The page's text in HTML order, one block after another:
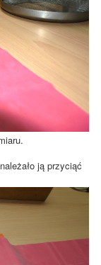
ją przyciąć